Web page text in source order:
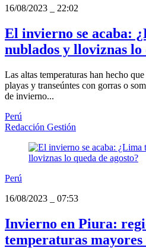
16/08/2023
22:02
El invierno se acaba:
nublados y lloviznas lo
Las altas temperaturas han hecho
playas y transeúntes con gorras o
de invierno...
Perú
Redacción Gestión
Perú
16/08/2023
07:53
Invierno en Piura:
temperaturas mayores